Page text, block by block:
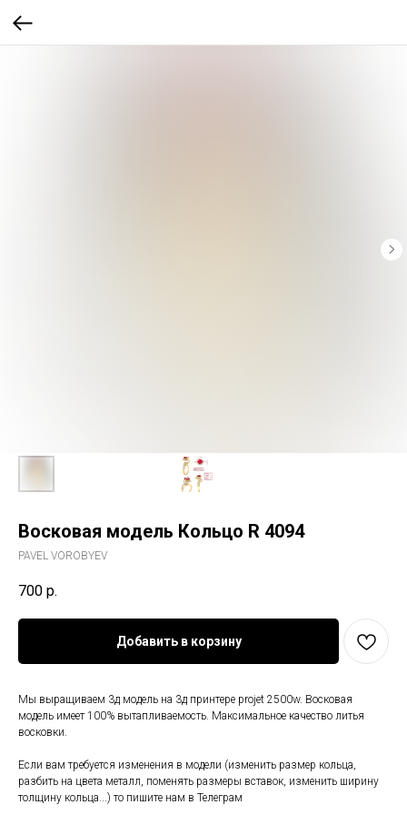
Восковая модель Кольцо R 4094
PAVEL VOROBYEV
700 р.
Добавить в корзину
Мы выращиваем 3д модель на 3д принтере projet 2500w. Восковая
модель имеет 100% вытапливаемость. Максимальное качество литья
восковки.
Если вам требуется изменения в модели (изменить размер кольца,
разбить на цвета металл, поменять размеры вставок, изменить ширину
толщину кольца...) то пишите нам в Телеграм